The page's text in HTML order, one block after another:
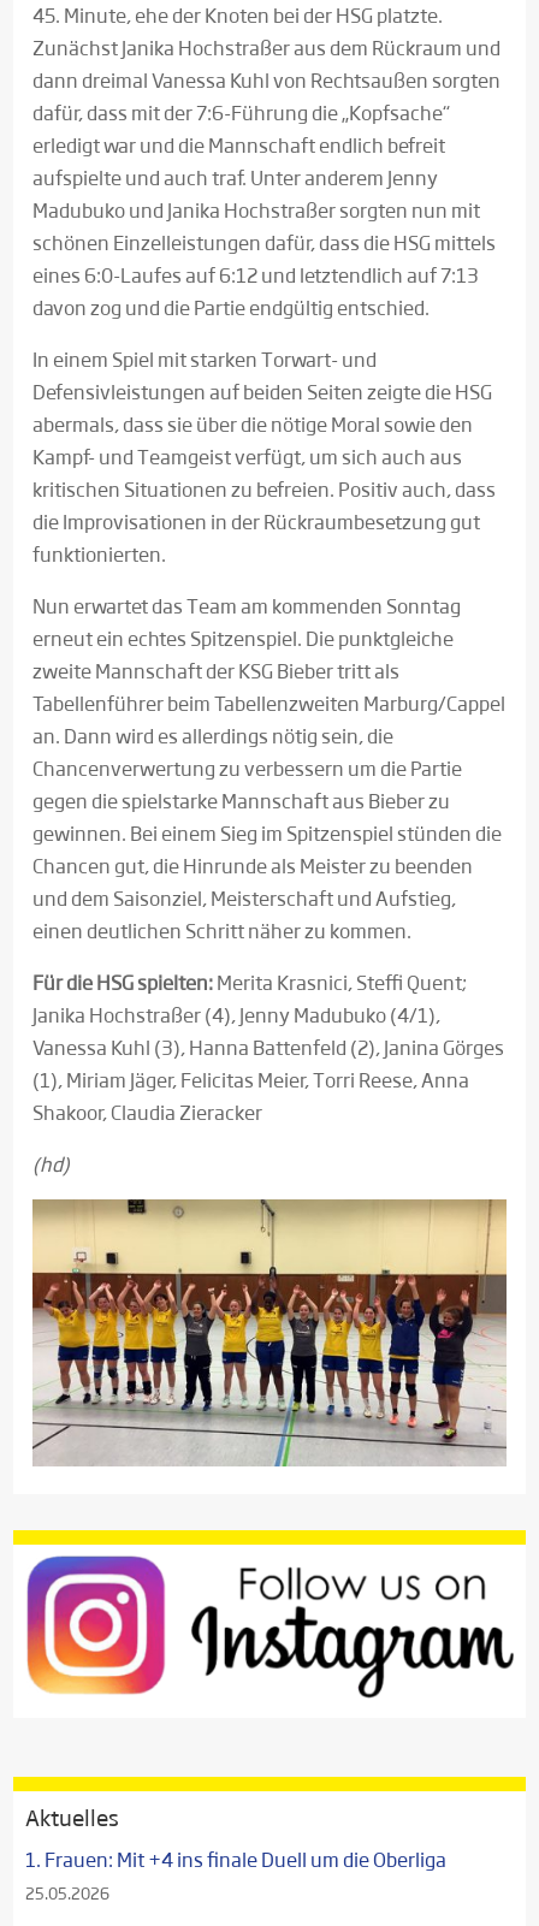
45. Minute, ehe der Knoten bei der HSG platzte.
Zunächst Janika Hochstraßer aus dem Rückraum und
dann dreimal Vanessa Kuhl von Rechtsaußen sorgten
dafür, dass mit der 7:6-Führung die „Kopfsache“
erledigt war und die Mannschaft endlich befreit
aufspielte und auch traf. Unter anderem Jenny
Madubuko und Janika Hochstraßer sorgten nun mit
schönen Einzelleistungen dafür, dass die HSG mittels
eines 6:0-Laufes auf 6:12 und letztendlich auf 7:13
davon zog und die Partie endgültig entschied.
In einem Spiel mit starken Torwart- und
Defensivleistungen auf beiden Seiten zeigte die HSG
abermals, dass sie über die nötige Moral sowie den
Kampf- und Teamgeist verfügt, um sich auch aus
kritischen Situationen zu befreien. Positiv auch, dass
die Improvisationen in der Rückraumbesetzung gut
funktionierten.
Nun erwartet das Team am kommenden Sonntag
erneut ein echtes Spitzenspiel. Die punktgleiche
zweite Mannschaft der KSG Bieber tritt als
Tabellenführer beim Tabellenzweiten Marburg/Cappel
an. Dann wird es allerdings nötig sein, die
Chancenverwertung zu verbessern um die Partie
gegen die spielstarke Mannschaft aus Bieber zu
gewinnen. Bei einem Sieg im Spitzenspiel stünden die
Chancen gut, die Hinrunde als Meister zu beenden
und dem Saisonziel, Meisterschaft und Aufstieg,
einen deutlichen Schritt näher zu kommen.
Für die HSG spielten:Merita Krasnici, Steffi Quent;
Janika Hochstraßer (4), Jenny Madubuko (4/1),
Vanessa Kuhl (3), Hanna Battenfeld (2), Janina Görges
(1), Miriam Jäger, Felicitas Meier, Torri Reese, Anna
Shakoor, Claudia Zieracker
(hd)
Aktuelles
1. Frauen: Mit +4 ins finale Duell um die Oberliga
25.05.2026